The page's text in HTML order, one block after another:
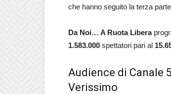
che hanno seguito la terza
Da Noi… A Ruota Libera
1.583.000 spettatori pari al
Audience di Canale
Verissimo